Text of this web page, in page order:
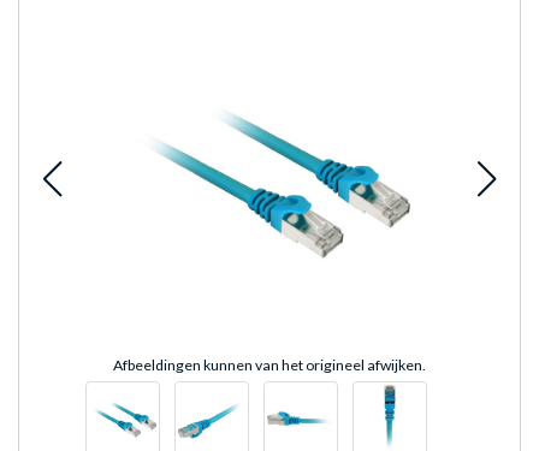
Afbeeldingen kunnen van het origineel afwijken.